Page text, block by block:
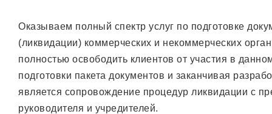
Оказываем полный спектр услуг по подготовке
(ликвидации) коммерческих и некоммерческих
полностью освободить клиентов от участия в
подготовки пакета документов и заканчивая
является сопровождение процедур ликвидации с
руководителя и учредителей.